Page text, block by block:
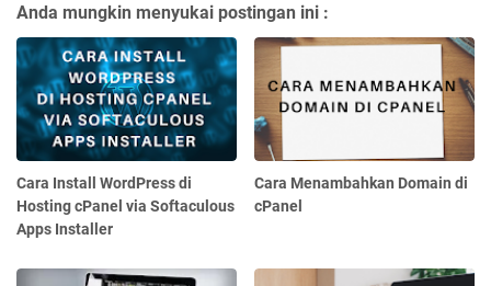
Anda mungkin menyukai postingan ini :
Cara Install WordPress di
Hosting cPanel via Softaculous
Apps Installer
Cara Menambahkan Domain di
cPanel